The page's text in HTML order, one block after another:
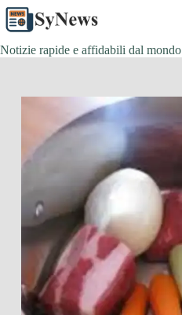
Salta
contenuto
Notizie rapide e affidabili dal mondo